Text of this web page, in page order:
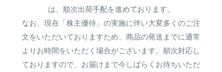
は、順次出荷手配を進めております。
なお、現在「株主優待」の実施に伴い大変多くのご注
文をいただいておりますため、商品の発送までに通常
よりお時間をいただく場合がございます。順次対応し
ておりますので、お届けまで今しばらくお待ちいただ